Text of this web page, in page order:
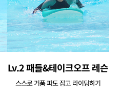
Lv.2 패들&테이크오프 레슨
스스로 거품 파도 잡고 라이딩하기